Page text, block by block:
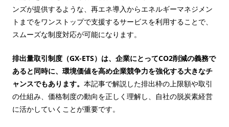
ンズが提供するような、再エネ導入からエネルギーマネジメン
トまでをワンストップで支援するサービスを利用することで、
スムーズな制度対応が可能になります。
排出量取引制度（GX-ETS）は、企業にとってCO2削減の義務で
あると同時に、環境価値を高め企業競争力を強化する大きなチ
ャンスでもあります。 本記事で解説した排出枠の上限額や取引
の仕組み、価格制度の動向を正しく理解し、自社の脱炭素経営
に活かしていくことが重要です。